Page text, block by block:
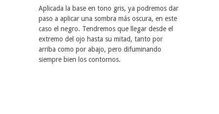
Aplicada la base en tono gris, ya podremos dar
paso a aplicar una sombra más oscura, en este
caso el negro. Tendremos que llegar desde el
extremo del ojo hasta su mitad, tanto por
arriba como por abajo, pero difuminando
siempre bien los contornos.